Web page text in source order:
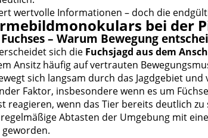
wertvolle Informationen – doch die
bei der
– Warum Bewegung
sich die Fuchsjagd aus dem
Ansitz häufig auf vertrauten
sich langsam durch das Jagdgebiet
Faktor, insbesondere wenn es um
reagieren, wenn das Tier bereits deutlich
Abtasten der Umgebung mit